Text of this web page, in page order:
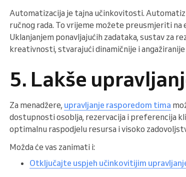
Automatizacija je tajna učinkovitosti.
ručnog rada. To vrijeme možete preusmjeriti na
Uklanjanjem ponavljajućih zadataka, sustav za
kreativnosti, stvarajući dinamičnije i
5. Lakše
Za menadžere, upravljanje rasporedom tima
dostupnosti osoblja, rezervacija i preferencija
optimalnu raspodjelu resursa i visoko
Možda će vas zanimati i:
Otključajte uspjeh učinkovitijim